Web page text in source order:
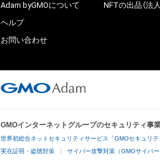
Adam byGMOについて
ヘルプ
お問い合わせ
NFTの出品（法人
GMOインターネットグループのセキュリティ事
世界初総合ネットセキュリティサービス「GMOセキュリテ
実在証明・盗聴対策 サイバー攻撃対策（GMOサイバ